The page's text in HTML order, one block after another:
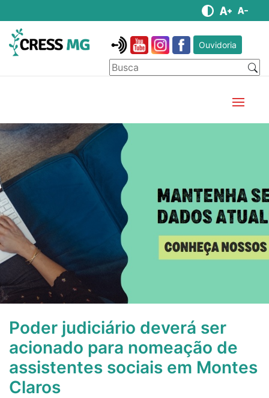
Ouvidoria
Poder judiciário deverá ser
acionado para nomeação de
assistentes sociais em Montes
Claros